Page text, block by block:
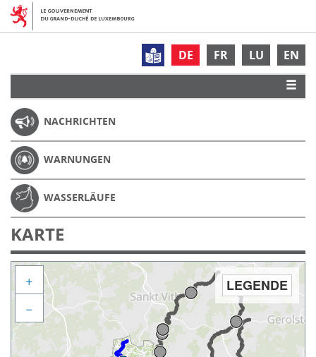
DE FR LU EN
NACHRICHTEN
WARNUNGEN
WASSERLÄUFE
KARTE
LEGENDE
+
−